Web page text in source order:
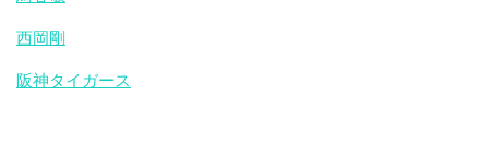
西岡剛
阪神タイガース